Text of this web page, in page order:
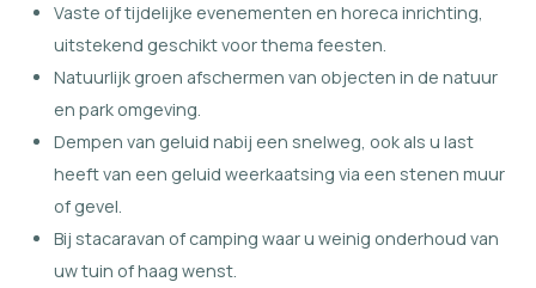
Vaste of tijdelijke evenementen en horeca inrichting,
uitstekend geschikt voor thema feesten.
Natuurlijk groen afschermen van objecten in de natuur
en park omgeving.
Dempen van geluid nabij een snelweg, ook als u last
heeft van een geluid weerkaatsing via een stenen muur
of gevel.
Bij stacaravan of camping waar u weinig onderhoud van
uw tuin of haag wenst.